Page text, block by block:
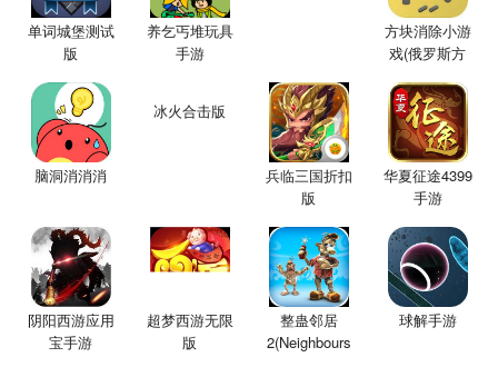
单词城堡测试
版
养乞丐堆玩具
手游
方块消除小游
戏(俄罗斯方
脑洞消消消
冰火合击版
兵临三国折扣
版
华夏征途4399
手游
阴阳西游应用
宝手游
超梦西游无限
版
整蛊邻居
2(Neighbours
球解手游